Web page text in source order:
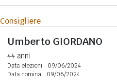
Consigliere
Umberto GIORDANO
44 anni
Data elezioni:
09/06/2024
Data nomina:
09/06/2024